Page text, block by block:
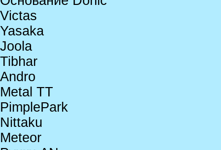
Victas
Yasaka
Joola
Tibhar
Andro
Metal TT
PimplePark
Nittaku
Meteor